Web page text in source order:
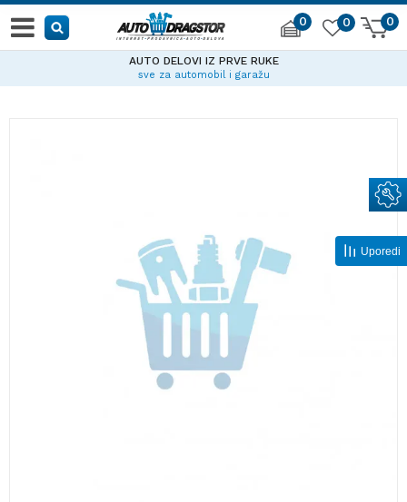
0 0
0
AUTO DELOVI IZ PRVE RUKE
sve za automobil i garažu
Uporedi